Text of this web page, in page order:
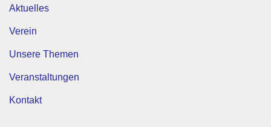
Aktuelles
Verein
Unsere Themen
Veranstaltungen
Kontakt